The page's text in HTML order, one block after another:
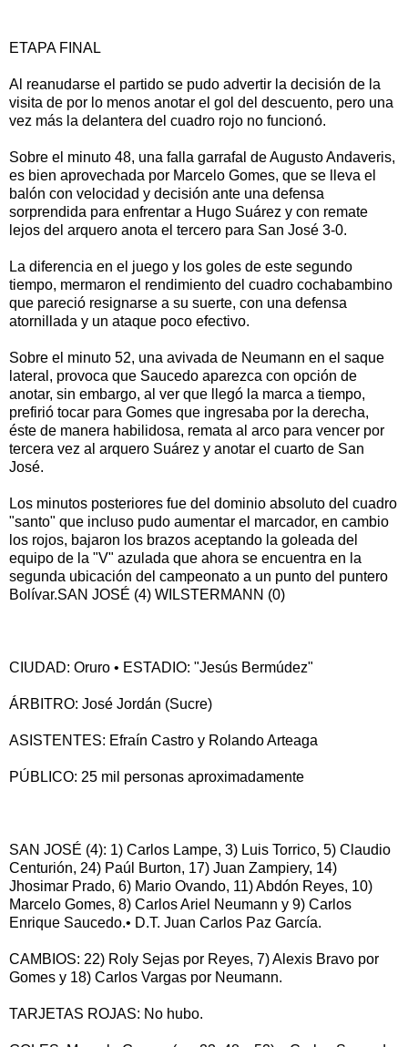
ETAPA FINAL
Al reanudarse el partido se pudo advertir la decisión de la
visita de por lo menos anotar el gol del descuento, pero una
vez más la delantera del cuadro rojo no funcionó.
Sobre el minuto 48, una falla garrafal de Augusto Andaveris,
es bien aprovechada por Marcelo Gomes, que se lleva el
balón con velocidad y decisión ante una defensa
sorprendida para enfrentar a Hugo Suárez y con remate
lejos del arquero anota el tercero para San José 3-0.
La diferencia en el juego y los goles de este segundo
tiempo, mermaron el rendimiento del cuadro cochabambino
que pareció resignarse a su suerte, con una defensa
atornillada y un ataque poco efectivo.
Sobre el minuto 52, una avivada de Neumann en el saque
lateral, provoca que Saucedo aparezca con opción de
anotar, sin embargo, al ver que llegó la marca a tiempo,
prefirió tocar para Gomes que ingresaba por la derecha,
éste de manera habilidosa, remata al arco para vencer por
tercera vez al arquero Suárez y anotar el cuarto de San
José.
Los minutos posteriores fue del dominio absoluto del cuadro
"santo" que incluso pudo aumentar el marcador, en cambio
los rojos, bajaron los brazos aceptando la goleada del
equipo de la "V" azulada que ahora se encuentra en la
segunda ubicación del campeonato a un punto del puntero
Bolívar.SAN JOSÉ (4) WILSTERMANN (0)
CIUDAD: Oruro • ESTADIO: "Jesús Bermúdez"
ÁRBITRO: José Jordán (Sucre)
ASISTENTES: Efraín Castro y Rolando Arteaga
PÚBLICO: 25 mil personas aproximadamente
SAN JOSÉ (4): 1) Carlos Lampe, 3) Luis Torrico, 5) Claudio
Centurión, 24) Paúl Burton, 17) Juan Zampiery, 14)
Jhosimar Prado, 6) Mario Ovando, 11) Abdón Reyes, 10)
Marcelo Gomes, 8) Carlos Ariel Neumann y 9) Carlos
Enrique Saucedo.• D.T. Juan Carlos Paz García.
CAMBIOS: 22) Roly Sejas por Reyes, 7) Alexis Bravo por
Gomes y 18) Carlos Vargas por Neumann.
TARJETAS ROJAS: No hubo.